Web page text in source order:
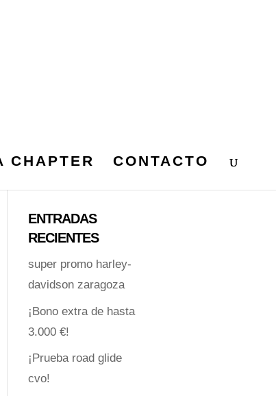
CHAPTER CONTACTO
ENTRADAS
RECIENTES
super promo harley-
davidson zaragoza
¡Bono extra de hasta
3.000 €!
¡Prueba road glide
cvo!